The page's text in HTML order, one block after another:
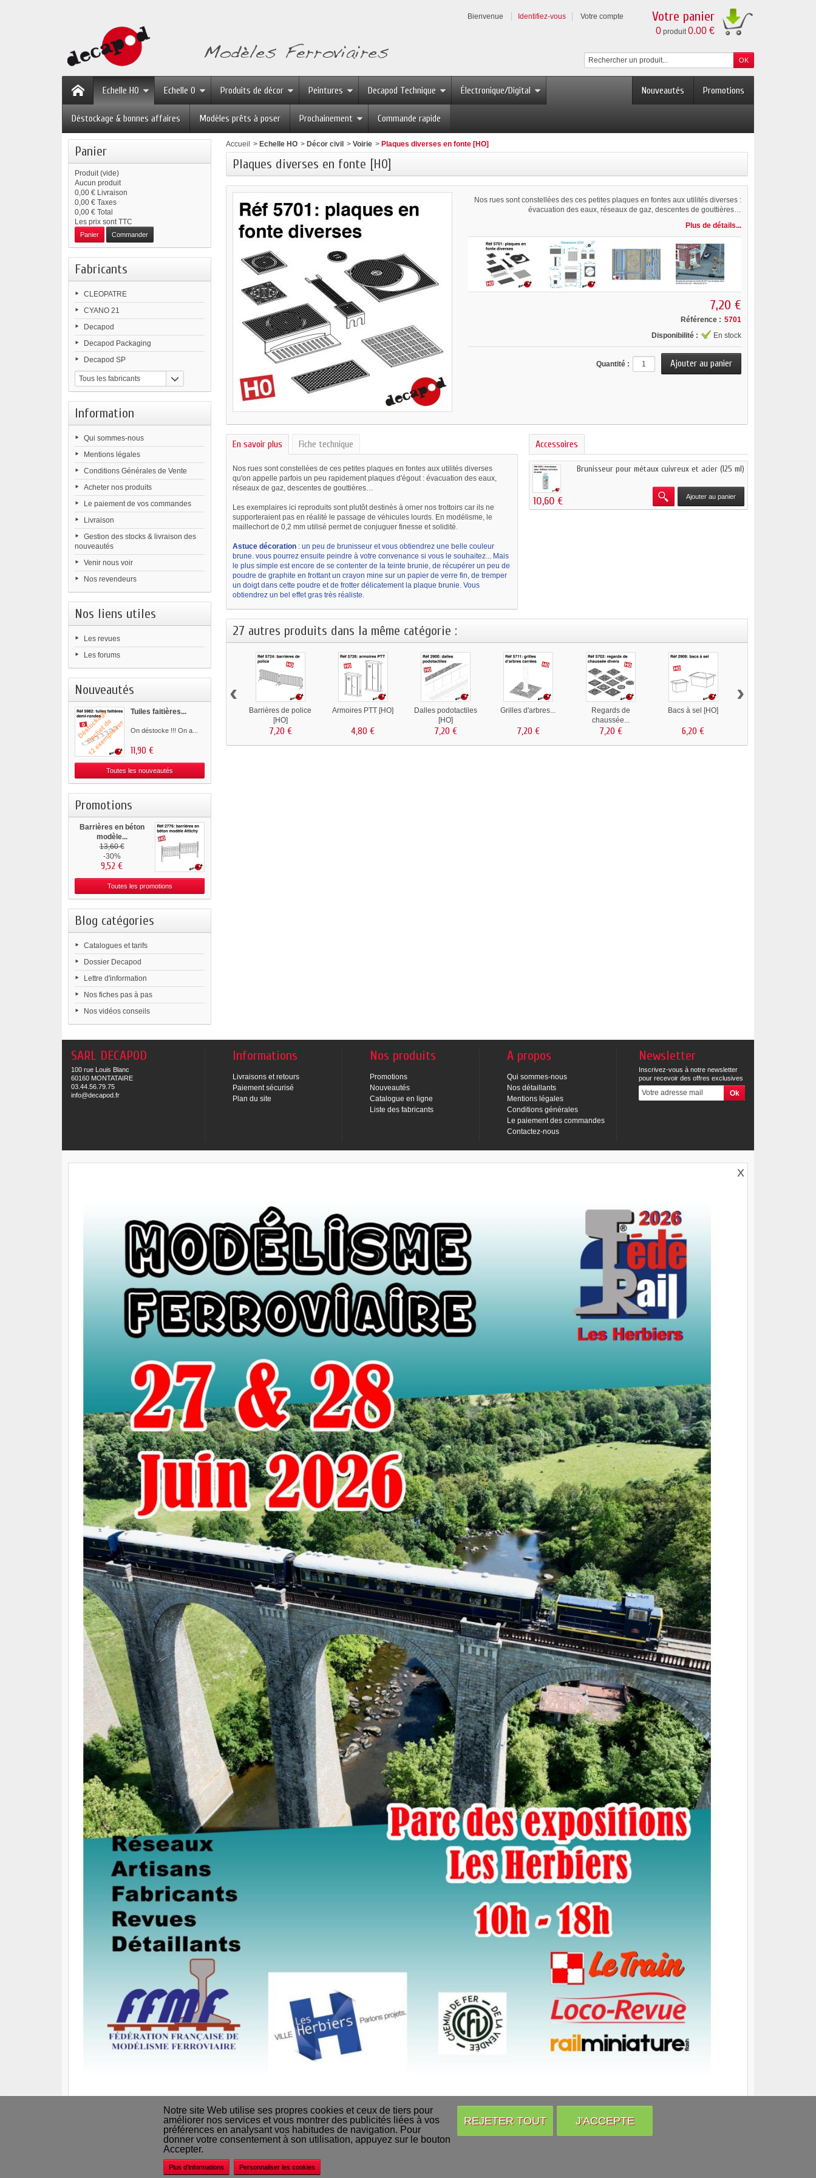
Bienvenue Identifiez-vous Votre compte Votre panier
0 produit0.00 €
Promotions
Nouveautés
Echelle HO Echelle O Produits de décor Peintures Decapod Technique Électronique/Digital
Déstockage & bonnes affaires Modèles prêts à poser Prochainement Commande rapide
Panier
Produit (vide)
Aucun produit
0,00 € Livraison
0,00 € Taxes
0,00 € Total
Les prix sont TTC
Panier Commander
Fabricants
CLEOPATRE
CYANO 21
Decapod
Decapod Packaging
Decapod SP
Tous les fabricants
Information
Qui sommes-nous
Mentions légales
Conditions Générales de Vente
Acheter nos produits
Le paiement de vos commandes
Livraison
Gestion des stocks & livraison des
nouveautés
Venir nous voir
Nos revendeurs
Nos liens utiles
Les revues
Les forums
Nouveautés
Tuiles faitières...
On déstocke !!! On a...
11,90 €
Toutes les nouveautés
Promotions
Barrières en béton
modèle...
13,60 €
-30%
9,52 €
Toutes les promotions
Blog catégories
Catalogues et tarifs
Dossier Decapod
Lettre d'information
Nos fiches pas à pas
Nos vidéos conseils
Accueil > Echelle HO > Décor civil > Voirie > Plaques diverses en fonte [HO]
Plaques diverses en fonte [HO]
Nos rues sont constellées des ces petites plaques en fontes aux utilités diverses :
évacuation des eaux, réseaux de gaz, descentes de gouttières…
Plus de détails...
7,20 €
Référence : 5701
Disponibilité :
En stock
Quantité :
En savoir plus Fiche technique
Nos rues sont constellées de ces petites plaques en fontes aux utilités diverses
qu'on appelle parfois un peu rapidement plaques d'égout : évacuation des eaux,
réseaux de gaz, descentes de gouttières…
Les exemplaires ici reproduits sont plutôt destinés à orner nos trottoirs car ils ne
supporteraient pas en réalité le passage de véhicules lourds. En modélisme, le
maillechort de 0,2 mm utilisé permet de conjuguer finesse et solidité.
Astuce décoration: un peu de brunisseur et vous obtiendrez une belle couleur
brune. vous pourrez ensuite peindre à votre convenance si vous le souhaitez... Mais
le plus simple est encore de se contenter de la teinte brunie, de récupérer un peu de
poudre de graphite en frottant un crayon mine sur un papier de verre fin, de tremper
un doigt dans cette poudre et de frotter délicatement la plaque brunie. Vous
obtiendrez un bel effet gras très réaliste.
Accessoires
Brunisseur pour métaux cuivreux et acier (125 ml)
10,60 € Ajouter au panier
27 autres produits dans la même catégorie :
Barrières de police
[HO]
7,20 €
Armoires PTT [HO]
4,80 €
Dalles podotactiles
[HO]
7,20 €
Grilles d'arbres...
7,20 €
Regards de
chaussée...
7,20 €
Bacs à sel [HO]
6,20 €
‹ ›
SARL DECAPOD
100 rue Louis Blanc
60160 MONTATAIRE
03.44.56.79.75
info@decapod.fr
Informations
Livraisons et retours
Paiement sécurisé
Plan du site
Nos produits
Promotions
Nouveautés
Catalogue en ligne
Liste des fabricants
A propos
Qui sommes-nous
Nos détaillants
Mentions légales
Conditions générales
Le paiement des commandes
Contactez-nous
Newsletter
Inscrivez-vous à notre newsletter
pour recevoir des offres exclusives
X
Nos revendeurs Accueil Conditions Générales de Vente
Notre site Web utilise ses propres cookies et ceux de tiers pour
améliorer nos services et vous montrer des publicités liées à vos
préférences en analysant vos habitudes de navigation. Pour
donner votre consentement à son utilisation, appuyez sur le bouton
Accepter.
Plus d'informations Personnaliser les cookies
REJETER TOUT J'ACCEPTE